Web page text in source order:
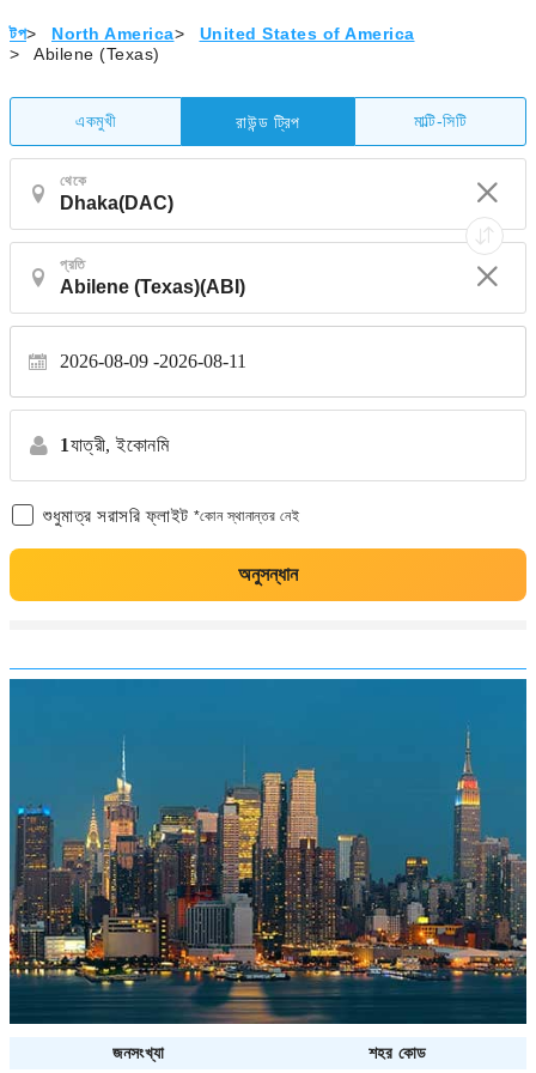
টপ> North America>
United States of America
>
Abilene (Texas)
একমুখী রাউন্ড ট্রিপ মাল্টি-সিটি
থেকে
প্রতি
2026-08-09 2026-08-11
1যাত্রী, ইকোনমি
শুধুমাত্র সরাসরি ফ্লাইট *কোন স্থানান্তর নেই
অনুসন্ধান
জনসংখ্যা শহর কোড